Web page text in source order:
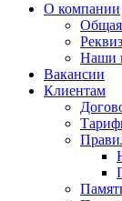
О компании
Наши
Вакансии
Клиентам